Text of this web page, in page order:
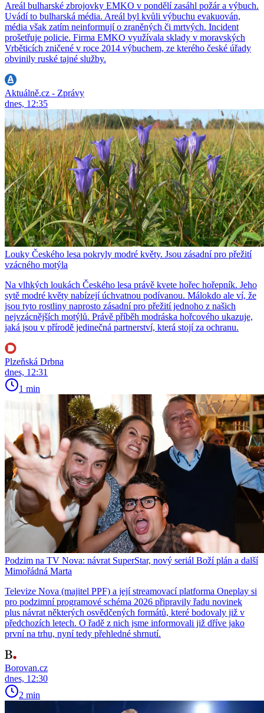
Areál bulharské zbrojovky EMKO v pondělí zasáhl požár a výbuch.
Uvádí to bulharská média. Areál byl kvůli výbuchu evakuován,
média však zatím neinformují o zraněných či mrtvých. Incident
prošetřuje policie. Firma EMKO využívala sklady v moravských
Vrběticích zničené v roce 2014 výbuchem, ze kterého české úřady
obvinily ruské tajné služby.
Aktuálně.cz - Zprávy
dnes, 12:35
Louky Českého lesa pokryly modré květy. Jsou zásadní pro přežití
vzácného motýla
Na vlhkých loukách Českého lesa právě kvete hořec hořepník. Jeho
sytě modré květy nabízejí úchvatnou podívanou. Málokdo ale ví, že
jsou tyto rostliny naprosto zásadní pro přežití jednoho z našich
nejvzácnějších motýlů. Právě příběh modráska hořcového ukazuje,
jaká jsou v přírodě jedinečná partnerství, která stojí za ochranu.
Plzeňská Drbna
dnes, 12:31
1 min
Podzim na TV Nova: návrat SuperStar, nový seriál Boží plán a další
Mimořádná Marta
Televize Nova (majitel PPF) a její streamovací platforma Oneplay si
pro podzimní programové schéma 2026 připravily řadu novinek
plus návrat některých osvědčených formátů, které bodovaly již v
předchozích letech. O řadě z nich jsme informovali již dříve jako
první na trhu, nyní tedy přehledné shrnutí.
Borovan.cz
dnes, 12:30
2 min